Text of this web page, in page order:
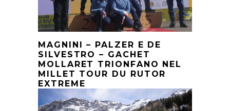
MAGNINI – PALZER E DE
SILVESTRO – GACHET
MOLLARET TRIONFANO NEL
MILLET TOUR DU RUTOR
EXTREME